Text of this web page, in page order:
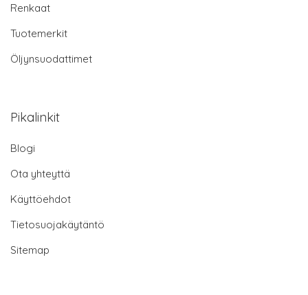
Renkaat
Tuotemerkit
Öljynsuodattimet
Pikalinkit
Blogi
Ota yhteyttä
Käyttöehdot
Tietosuojakäytäntö
Sitemap